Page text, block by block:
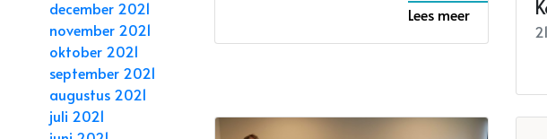
Lees meer
december 2021
november 2021
oktober 2021
september 2021
augustus 2021
juli 2021